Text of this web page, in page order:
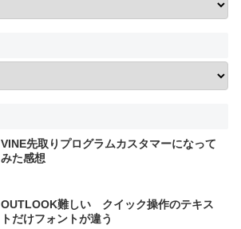
VINE先取りプログラムカスタマーになって
みた感想
OUTLOOK難しい クイック操作のテキス
トだけフォントが違う